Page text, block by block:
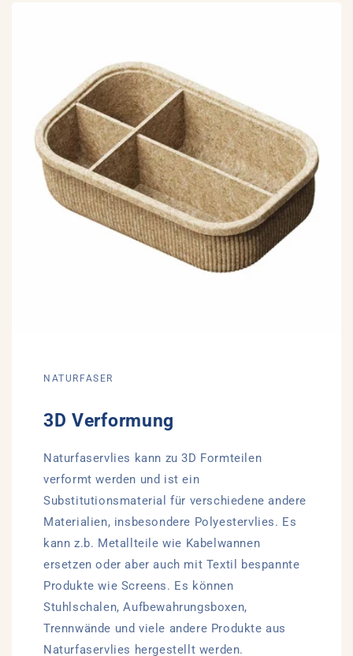
NATURFASER
3D Verformung
Naturfaservlies kann zu 3D Formteilen
verformt werden und ist ein
Substitutionsmaterial für verschiedene andere
Materialien, insbesondere Polyestervlies. Es
kann z.b. Metallteile wie Kabelwannen
ersetzen oder aber auch mit Textil bespannte
Produkte wie Screens. Es können
Stuhlschalen, Aufbewahrungsboxen,
Trennwände und viele andere Produkte aus
Naturfaservlies hergestellt werden.